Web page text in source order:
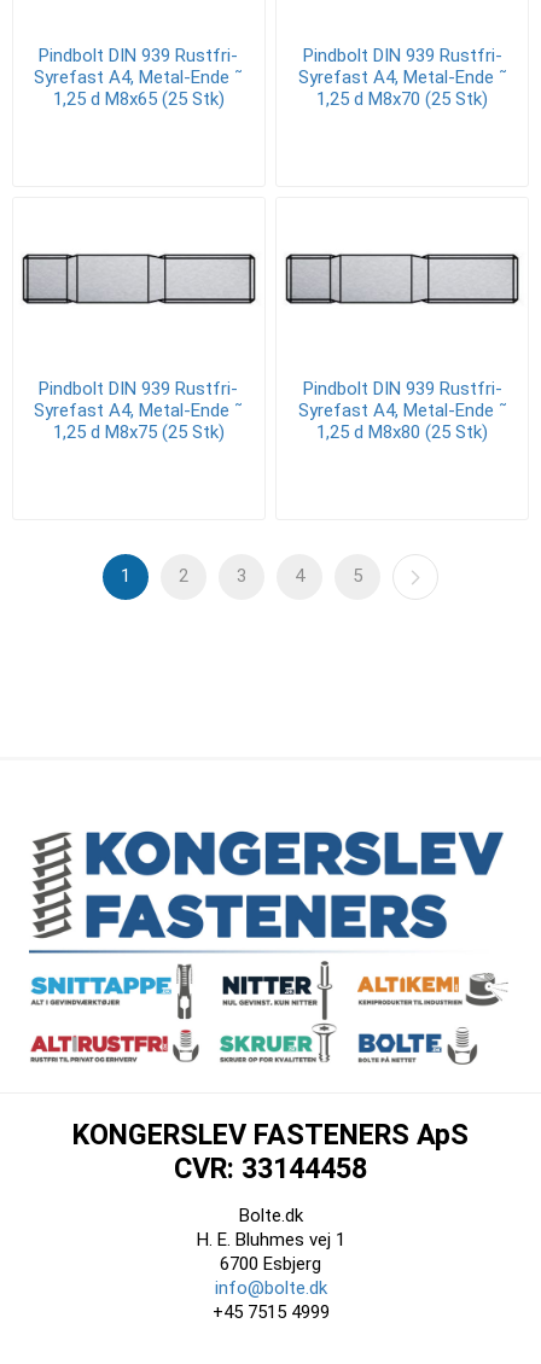
Pindbolt DIN 939 Rustfri-
Syrefast A4, Metal-Ende ˜
1,25 d M8x65 (25 Stk)
Pindbolt DIN 939 Rustfri-
Syrefast A4, Metal-Ende ˜
1,25 d M8x70 (25 Stk)
Pindbolt DIN 939 Rustfri-
Syrefast A4, Metal-Ende ˜
1,25 d M8x75 (25 Stk)
Pindbolt DIN 939 Rustfri-
Syrefast A4, Metal-Ende ˜
1,25 d M8x80 (25 Stk)
1 2 3 4 5
KONGERSLEV FASTENERS ApS
CVR: 33144458
Bolte.dk
H. E. Bluhmes vej 1
6700 Esbjerg
info@bolte.dk
+45 7515 4999